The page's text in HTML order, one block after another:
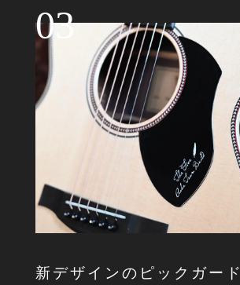
03
新デザインのピックガード